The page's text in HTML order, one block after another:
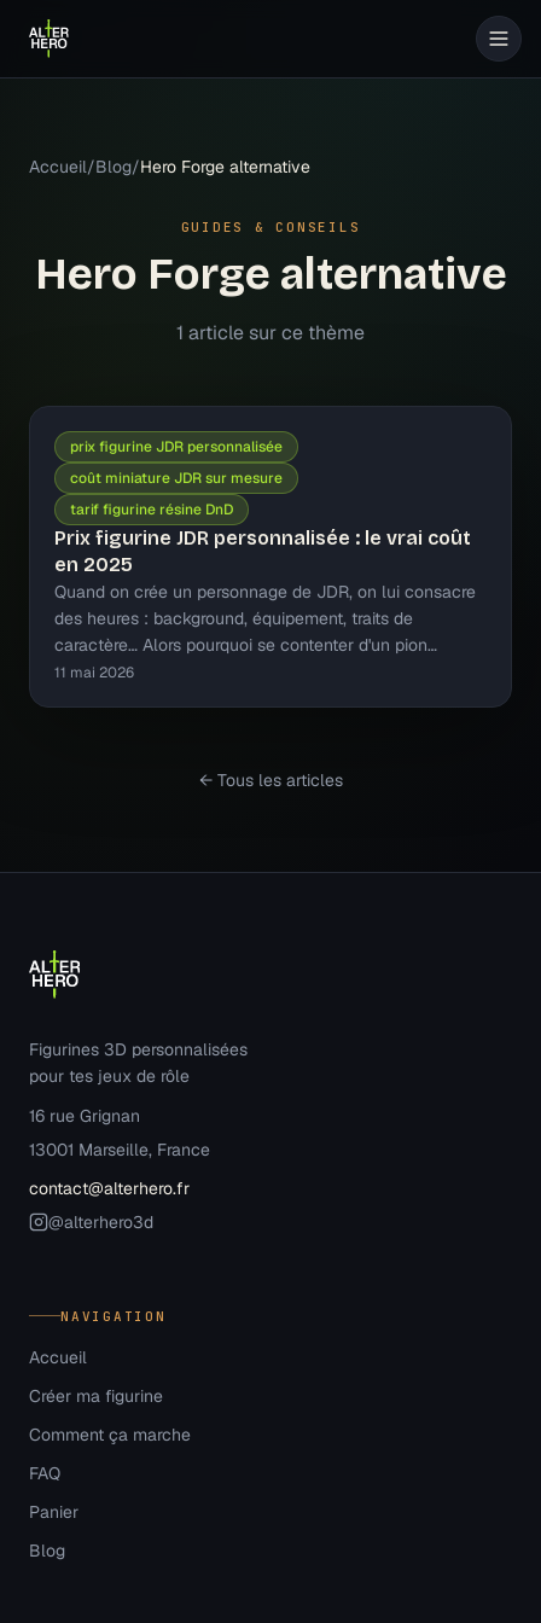
Accueil/Blog/Hero Forge alternative
GUIDES & CONSEILS
Hero Forge alternative
1 article sur ce thème
prix figurine JDR personnalisée
coût miniature JDR sur mesure
tarif figurine résine DnD
Prix figurine JDR personnalisée : le vrai coût
en 2025
Quand on crée un personnage de JDR, on lui consacre
des heures : background, équipement, traits de
caractère… Alors pourquoi se contenter d'un pion…
11 mai 2026
← Tous les articles
Figurines 3D personnalisées
pour tes jeux de rôle
16 rue Grignan
13001 Marseille, France
contact@alterhero.fr
@alterhero3d
NAVIGATION
Accueil
Créer ma figurine
Comment ça marche
FAQ
Panier
Blog